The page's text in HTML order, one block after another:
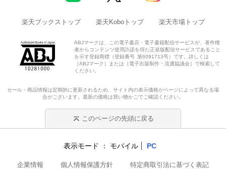
楽天ブックストップ 楽天Koboトップ 楽天市場トップ
ABJマークは、この電子書店・電子書籍配信サービスが、著作権
者からコンテンツ使用許諾を得た正規版配信サービスであること
を示す登録商標（登録番号 第6091713号）です。詳しくは
［ABJマーク］または［電子出版制作・流通協議会］で検索して
ください。
セール・商品情報は定期的に更新されるため、サイト内の表示価格がページによって異なる場
合がございます。最新の価格は買い物かごでご確認ください。
このページの先頭に戻る
表示モード モバイル PC
企業情報 個人情報保護方針 特定商取引法に基づく表記